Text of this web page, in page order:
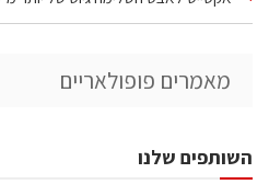
מאמרים פופולאריים
השותפים שלנו